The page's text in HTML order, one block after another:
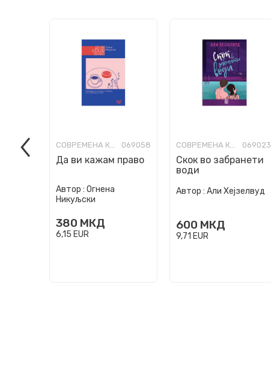
СОВРЕМЕНА КНИЖЕВНОСТ 069058
Да ви кажам право
Автор : Огнена
Никуљски
380 МКД
6,15 EUR
СОВРЕМЕНА КНИЖЕВНОСТ 069023
Скок во забранети
води
Автор : Али Хејзелвуд
600 МКД
9,71 EUR